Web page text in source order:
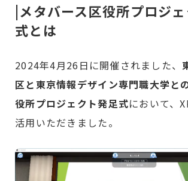
|メタバース区役所プロジ
式とは
2024年4月26日に開催されました、
区と東京情報デザイン専門職大学と
役所プロジェクト発足式において、
活用いただきました。